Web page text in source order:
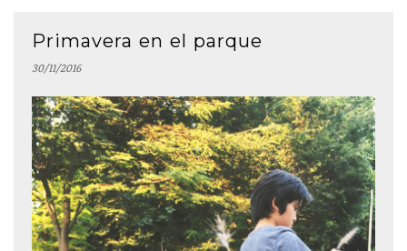
Primavera en el parque
30/11/2016